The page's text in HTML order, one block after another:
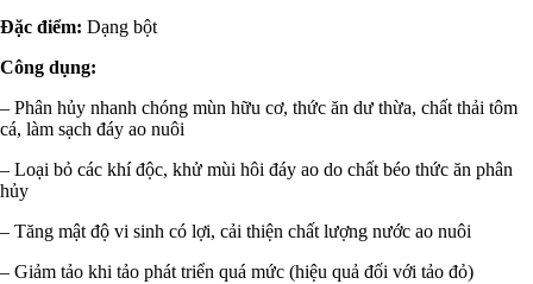
Đặc điểm: Dạng bột
Công dụng:
– Phân hủy nhanh chóng mùn hữu cơ, thức ăn dư thừa, chất thải tôm
cá, làm sạch đáy ao nuôi
– Loại bỏ các khí độc, khử mùi hôi đáy ao do chất béo thức ăn phân
hủy
– Tăng mật độ vi sinh có lợi, cải thiện chất lượng nước ao nuôi
– Giảm tảo khi tảo phát triển quá mức (hiệu quả đối với tảo đỏ)